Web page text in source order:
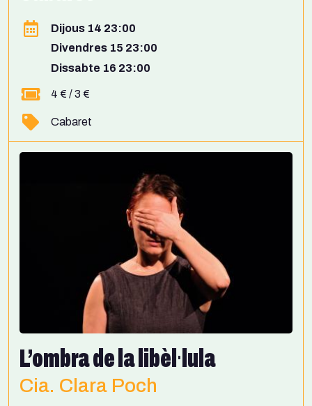
Dijous 14 23:00
Divendres 15 23:00
Dissabte 16 23:00
4 € / 3 €
Cabaret
L’ombra de la libèl·lula
Cia. Clara Poch